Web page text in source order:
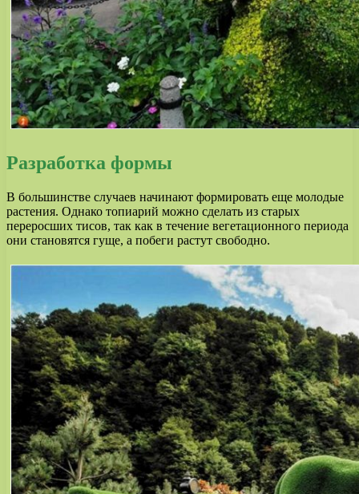
Разработка формы
В большинстве случаев начинают формировать еще молодые
растения. Однако топиарий можно сделать из старых
переросших тисов, так как в течение вегетационного периода
они становятся гуще, а побеги растут свободно.